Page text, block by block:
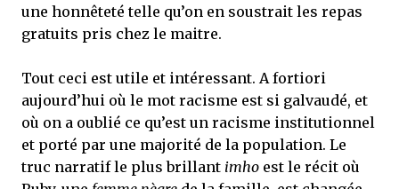
une honnêteté telle qu’on en soustrait les repas
gratuits pris chez le maitre.
Tout ceci est utile et intéressant. A fortiori
aujourd’hui où le mot racisme est si galvaudé, et
où on a oublié ce qu’est un racisme institutionnel
et porté par une majorité de la population. Le
truc narratif le plus brillant imho est le récit où